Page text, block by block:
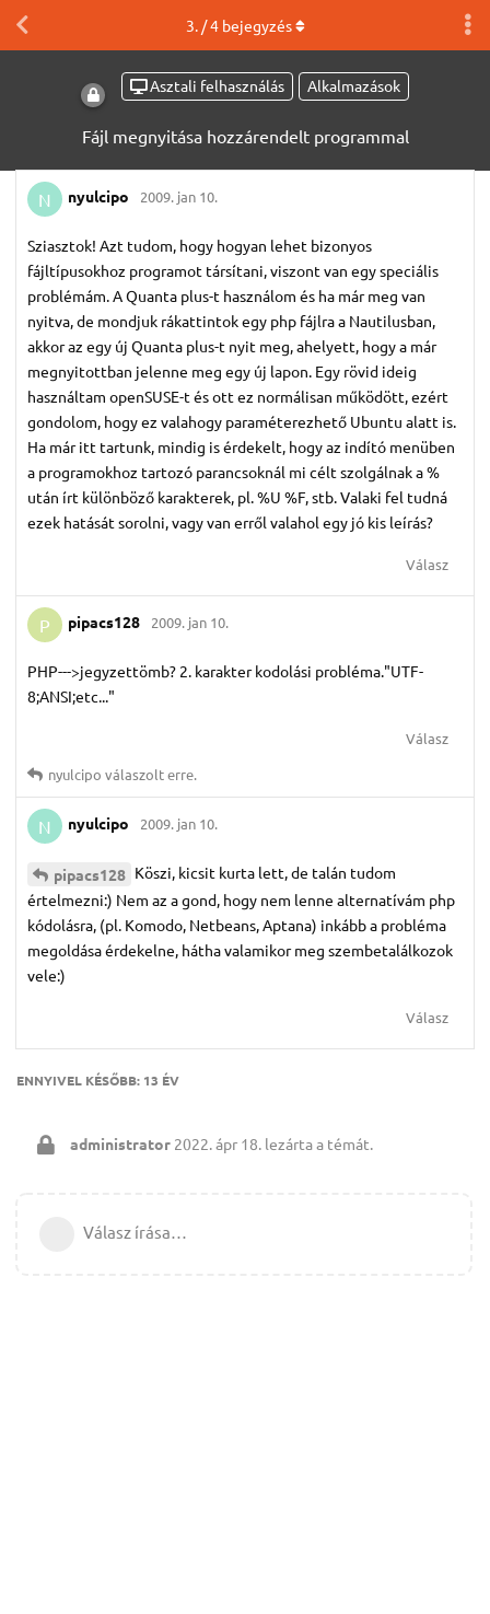
Asztali felhasználás Alkalmazások
Fájl megnyitása hozzárendelt programmal
3. /4bejegyzés
N nyulcipo 2009. jan 10.
Sziasztok! Azt tudom, hogy hogyan lehet bizonyos
fájltípusokhoz programot társítani, viszont van egy speciális
problémám. A Quanta plus-t használom és ha már meg van
nyitva, de mondjuk rákattintok egy php fájlra a Nautilusban,
akkor az egy új Quanta plus-t nyit meg, ahelyett, hogy a már
megnyitottban jelenne meg egy új lapon. Egy rövid ideig
használtam openSUSE-t és ott ez normálisan működött, ezért
gondolom, hogy ez valahogy paraméterezhető Ubuntu alatt is.
Ha már itt tartunk, mindig is érdekelt, hogy az indító menüben
a programokhoz tartozó parancsoknál mi célt szolgálnak a %
után írt különböző karakterek, pl. %U %F, stb. Valaki fel tudná
ezek hatását sorolni, vagy van erről valahol egy jó kis leírás?
Válasz
P pipacs128 2009. jan 10.
PHP--->jegyzettömb? 2. karakter kodolási probléma."UTF-
8;ANSI;etc..."
Válasz
nyulcipo válaszolt erre.
N nyulcipo 2009. jan 10.
pipacs128 Köszi, kicsit kurta lett, de talán tudom
értelmezni:) Nem az a gond, hogy nem lenne alternatívám php
kódolásra, (pl. Komodo, Netbeans, Aptana) inkább a probléma
megoldása érdekelne, hátha valamikor meg szembetalálkozok
vele:)
Válasz
ENNYIVEL KÉSŐBB: 13 ÉV
administrator 2022. ápr 18. lezárta a témát.
Válasz írása…